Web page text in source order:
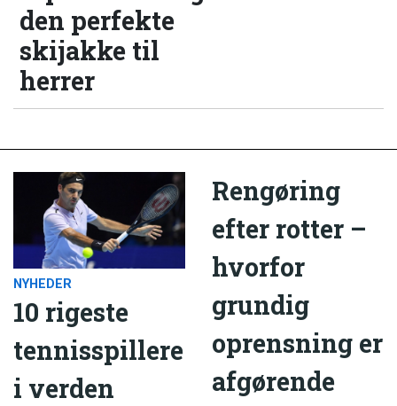
den perfekte
skijakke til
herrer
NYHEDER
10 rigeste
tennisspillere
i verden
Rengøring
efter rotter –
hvorfor
grundig
oprensning er
afgørende